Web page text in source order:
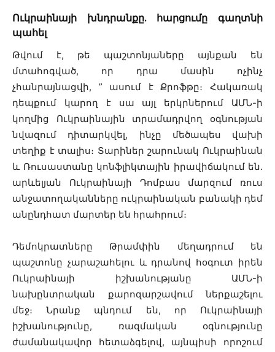
Ուկրաինայի խնդրանքը․ հարցումը գաղտնի
պահել
Թվում է, թե պաշտոնյաները այնքան են
մտահոգված, որ դրա մասին ոչինչ
չհանրայնացվի, ” ասում է Քրոֆթը։ Հակառակ
դեպքում կարող է սա այլ երկրներում ԱՄՆ-ի
կողմից Ուկրաինային տրամադրվող օգնության
նվազում դիտարկվել, ինչը մեծապես վախի
տեղիք է տալիս։ Տարիներ շարունակ Ուկրաինան
և Ռուսաստանը կոնֆլիկտային իրավիճակում են․
արևելյան Ուկրաինայի Դոմբաս մարզում ռուս
անջատողականները ուկրաինական բանակի դեմ
անընդհատ մարտեր են հրահրում։
Դեմոկրատները Թրամփին մեղադրում են
պաշտոնը չարաշահելու և դրանով հօգուտ իրեն
Ուկրաինայի իշխանությանը ԱՄՆ-ի
նախընտրական քարոզարշավում ներքաշելու
մեջ։ Նրանք պնդում են, որ Ուկրաինայի
իշխանությունը, ռազմական օգնությունը
ժամանակավոր հետաձգելով, այնպիսի որոշում